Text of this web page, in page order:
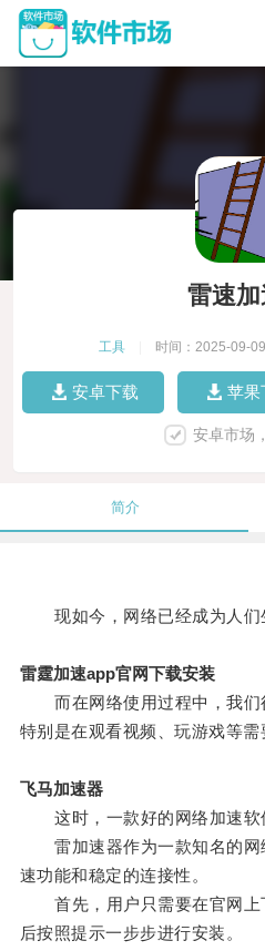
雷速
工具 时间：2025-09-09
安卓下载 苹果
安卓市场
简介
现如今，网络已经成为人们
雷霆加速app官网下载安装
而在网络使用过程中，我们
特别是在观看视频、玩游戏等需
飞马加速器
这时，一款好的网络加速软
雷加速器作为一款知名的网
速功能和稳定的连接性。
首先，用户只需要在官网上
后按照提示一步步进行安装。